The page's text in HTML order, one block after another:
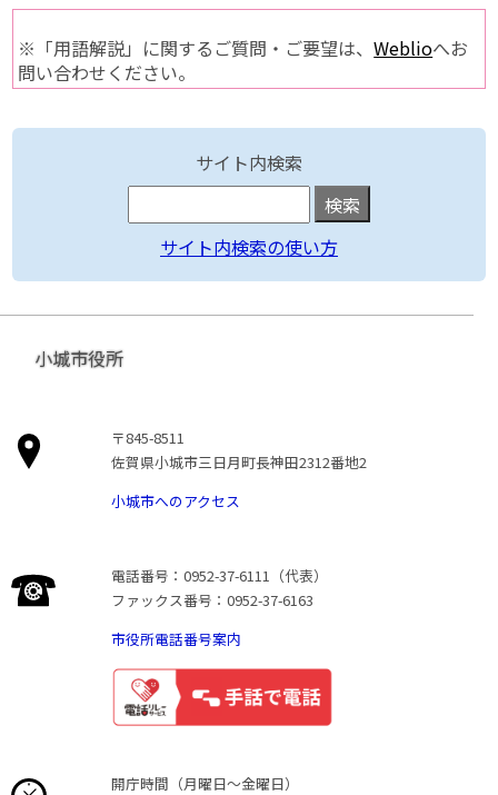
※「用語解説」に関するご質問・ご要望は、Weblioへお
問い合わせください。
サイト内検索
サイト内検索の使い方
小城市役所
〒845-8511
佐賀県小城市三日月町長神田2312番地2
小城市へのアクセス
電話番号：0952-37-6111（代表）
ファックス番号：0952-37-6163
市役所電話番号案内
開庁時間（月曜日〜金曜日）